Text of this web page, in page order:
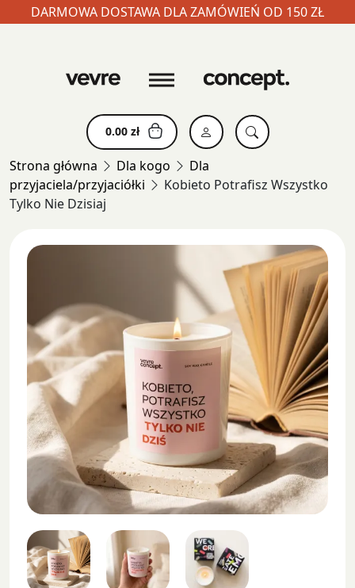
DARMOWA DOSTAWA DLA ZAMÓWIEŃ OD 150 ZŁ
0.00 zł
Strona główna Dla kogo
Dla
przyjaciela/przyjaciółki
Kobieto Potrafisz Wszystko
Tylko Nie Dzisiaj